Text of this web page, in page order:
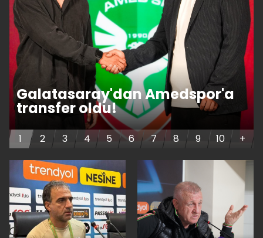
Galatasaray'dan Amedspor'a
transfer oldu!
1 2 3 4 5 6 7 8 9 10 +